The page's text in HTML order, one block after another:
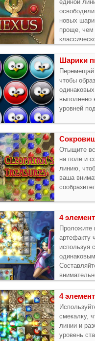
единой
новых
проще, чем
Шарики
чтобы
выполнено
уровней
Отыщите
на поле и
линию,
ваша
4
Проложите
артефакту
используя
4
смекалку,
линии и
уровень